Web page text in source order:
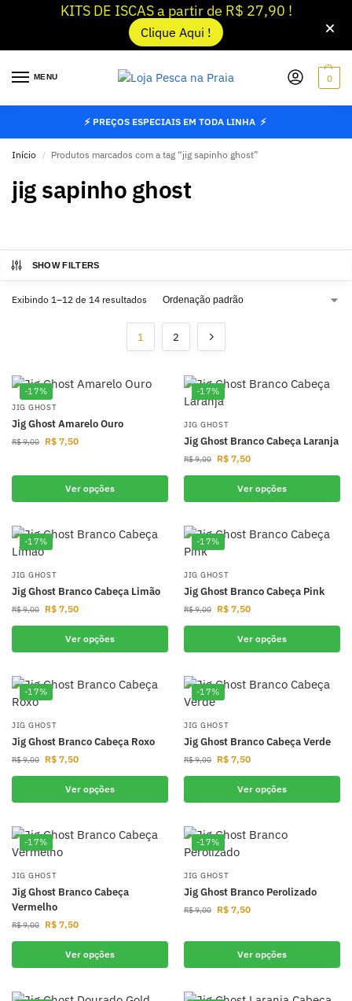
KITS DE ISCAS a partir de R$ 27,90 !
Clique Aqui !
MENU 0
⚡ PREÇOS ESPECIAIS EM TODA LINHA ⚡
Início / Produtos marcados com a tag “jig sapinho ghost”
jig sapinho ghost
SHOW FILTERS
Exibindo 1–12 de 14 resultados
1 2
-17%
JIG GHOST
Jig Ghost Amarelo Ouro
R$9,00 R$ 7,50
Ver opções
-17%
JIG GHOST
Jig Ghost Branco Cabeça Laranja
R$9,00 R$ 7,50
Ver opções
-17%
JIG GHOST
Jig Ghost Branco Cabeça Limão
R$9,00 R$ 7,50
Ver opções
-17%
JIG GHOST
Jig Ghost Branco Cabeça Pink
R$9,00 R$ 7,50
Ver opções
-17%
JIG GHOST
Jig Ghost Branco Cabeça Roxo
R$9,00 R$ 7,50
Ver opções
-17%
JIG GHOST
Jig Ghost Branco Cabeça Verde
R$9,00 R$ 7,50
Ver opções
-17%
JIG GHOST
Jig Ghost Branco Cabeça
Vermelho
R$9,00 R$ 7,50
Ver opções
-17%
JIG GHOST
Jig Ghost Branco Perolizado
R$9,00 R$ 7,50
Ver opções